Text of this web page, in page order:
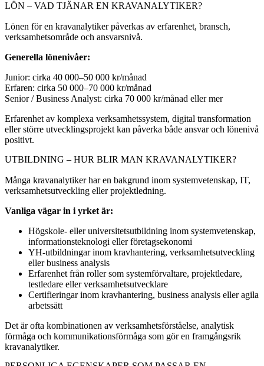
LÖN – VAD TJÄNAR EN KRAVANALYTIKER?
Lönen för en kravanalytiker påverkas av erfarenhet, bransch,
verksamhetsområde och ansvarsnivå.
Generella lönenivåer:
Junior: cirka 40 000–50 000 kr/månad
Erfaren: cirka 50 000–70 000 kr/månad
Senior / Business Analyst: cirka 70 000 kr/månad eller mer
Erfarenhet av komplexa verksamhetssystem, digital transformation
eller större utvecklingsprojekt kan påverka både ansvar och lönenivå
positivt.
UTBILDNING – HUR BLIR MAN KRAVANALYTIKER?
Många kravanalytiker har en bakgrund inom systemvetenskap, IT,
verksamhetsutveckling eller projektledning.
Vanliga vägar in i yrket är:
Högskole- eller universitetsutbildning inom systemvetenskap,
informationsteknologi eller företagsekonomi
YH-utbildningar inom kravhantering, verksamhetsutveckling
eller business analysis
Erfarenhet från roller som systemförvaltare, projektledare,
testledare eller verksamhetsutvecklare
Certifieringar inom kravhantering, business analysis eller agila
arbetssätt
Det är ofta kombinationen av verksamhetsförståelse, analytisk
förmåga och kommunikationsförmåga som gör en framgångsrik
kravanalytiker.